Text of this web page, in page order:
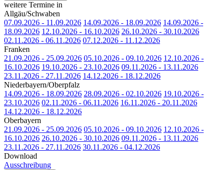
weitere Termine in
Allgäu/Schwaben
07.09.2026 - 11.09.2026 14.09.2026 - 18.09.2026 14.09.2026 -
18.09.2026 12.10.2026 - 16.10.2026 26.10.2026 - 30.10.2026
02.11.2026 - 06.11.2026 07.12.2026 - 11.12.2026
Franken
21.09.2026 - 25.09.2026 05.10.2026 - 09.10.2026 12.10.2026 -
16.10.2026 19.10.2026 - 23.10.2026 09.11.2026 - 13.11.2026
23.11.2026 - 27.11.2026 14.12.2026 - 18.12.2026
Niederbayern/Oberpfalz
14.09.2026 - 18.09.2026 28.09.2026 - 02.10.2026 19.10.2026 -
23.10.2026 02.11.2026 - 06.11.2026 16.11.2026 - 20.11.2026
14.12.2026 - 18.12.2026
Oberbayern
21.09.2026 - 25.09.2026 05.10.2026 - 09.10.2026 12.10.2026 -
16.10.2026 26.10.2026 - 30.10.2026 09.11.2026 - 13.11.2026
23.11.2026 - 27.11.2026 30.11.2026 - 04.12.2026
Download
Ausschreibung